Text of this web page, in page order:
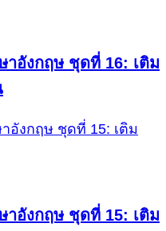
อังกฤษ ชุดที่ 16: เติม
อังกฤษ ชุดที่ 15: เติม